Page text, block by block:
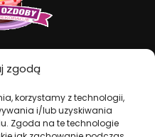
zgodą
korzystamy z technologii,
i/lub uzyskiwania
Zgoda na te technologie
imprezowe